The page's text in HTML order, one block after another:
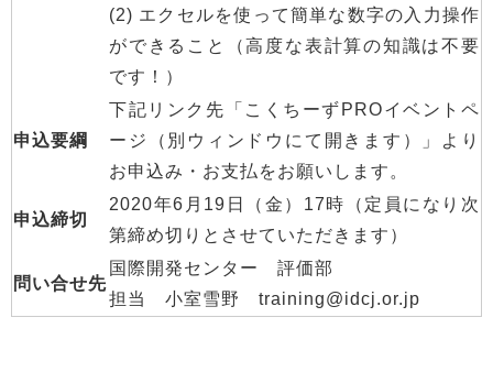
(2) エクセルを使って簡単な数字の入力操作
ができること（高度な表計算の知識は不要
です！）
申込要綱
下記リンク先「こくちーずPROイベントペ
ージ（別ウィンドウにて開きます）」より
お申込み・お支払をお願いします。
申込締切
2020年6月19日（金）17時（定員になり次
第締め切りとさせていただきます）
問い合せ先
国際開発センター 評価部
担当 小室雪野 training@idcj.or.jp